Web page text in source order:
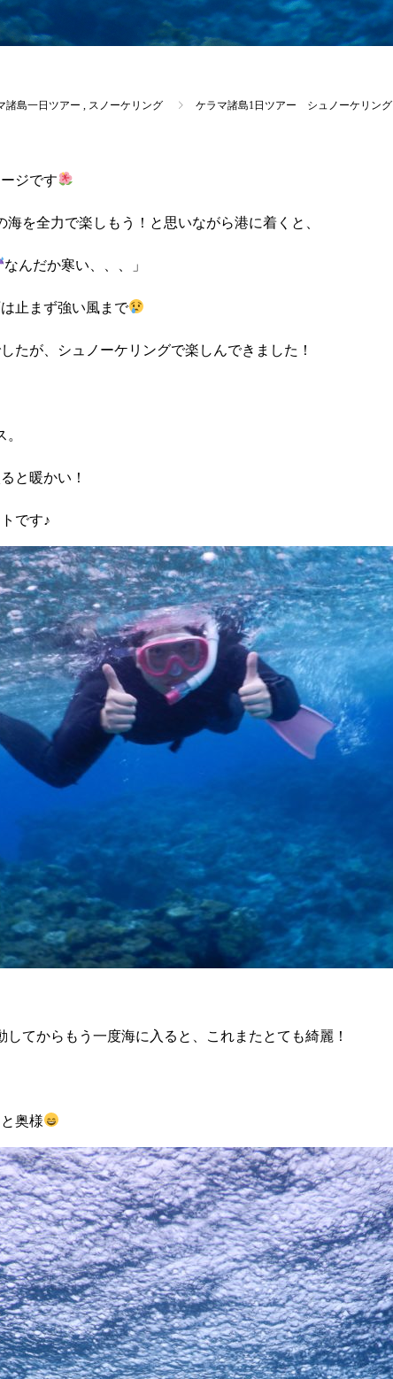
諸島一日ツアー スノーケリング ケラマ諸島1日ツアー シュノーケリング
ジです
を全力で楽しもう！と思いながら港に着くと、
なんだか寒い、、、」
止まず強い風まで
たが、シュノーケリングで楽しんできました！
と暖かい！
です♪
てからもう一度海に入ると、これまたとても綺麗！
奥様